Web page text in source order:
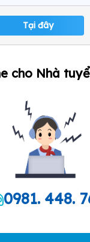
Tại đây
cho Nhà
0981. 448.